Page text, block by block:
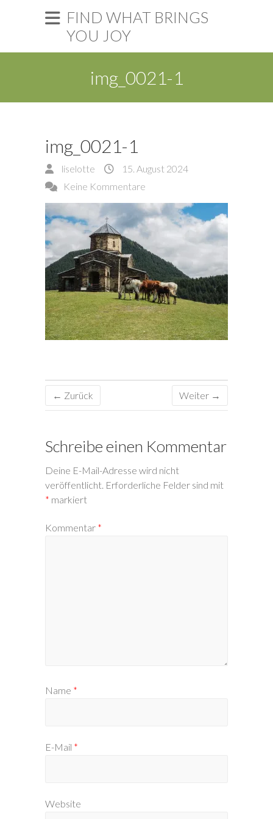
FIND WHAT BRINGS
YOU JOY
img_0021-1
img_0021-1
liselotte
15. August 2024
Keine Kommentare
← Zurück Weiter →
Schreibe einen Kommentar
Deine E-Mail-Adresse wird nicht
veröffentlicht. Erforderliche Felder sind mit
* markiert
Kommentar *
Name *
E-Mail *
Website